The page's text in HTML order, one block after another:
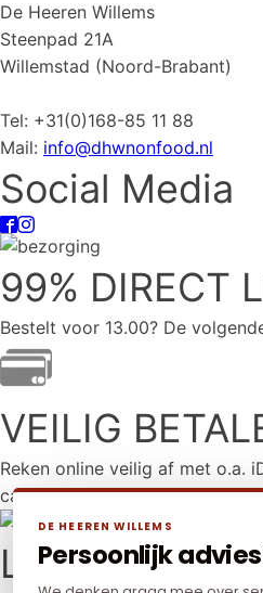
De Heeren Willems
Steenpad 21A
Willemstad (Noord-Brabant)
Tel: +31(0)168-85 11 88
Mail: info@dhwnonfood.nl
Social Media
99% DIRECT
Bestelt voor 13.00? De
VEILIG
Reken online veilig af met o.a.
card en Mr Cash.
LAAGSTE
DE HEEREN WILLEMS
Persoonlijk